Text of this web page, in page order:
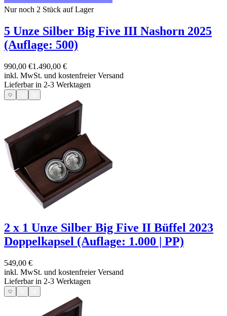
Nur noch 2 Stück auf Lager
5 Unze Silber Big Five III Nashorn 2025
(Auflage: 500)
990,00 €1.490,00 €
inkl. MwSt. und kostenfreier Versand
Lieferbar in 2-3 Werktagen
2 x 1 Unze Silber Big Five II Büffel 2023
Doppelkapsel (Auflage: 1.000 | PP)
549,00 €
inkl. MwSt. und kostenfreier Versand
Lieferbar in 2-3 Werktagen